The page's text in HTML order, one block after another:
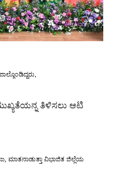
ತಿಳಿಸಲು ಆಟಿ
ಮಾತನಾಡುತ್ತಾ ವಿಭಾಜಿತ ಜಿಲ್ಲೆಯ